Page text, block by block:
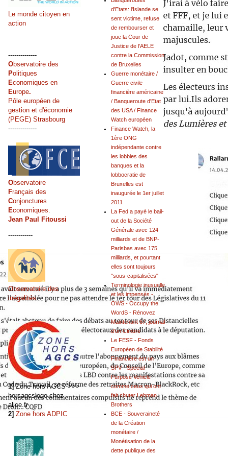
d'Etats: l'Islande se
sent victime, refuse
de rembourser et
joue la Cour de
Justice de l'AELE
contre la Commission
de Bruxelles
Guerre monétaire /
Guerre civile
financière américaine
/ Banqueroute d'Etat
des USA / Finance
Watch européen
Finance Watch, la
1ère ONG
indépendante contre
les lobbies des
banques et la
lobbocratie de
Bruxelles est
inaugurée le 1er juillet
2011
La Fed a payé le bail-
out de la Société
Générale avec 124
milliards et de BNP-
Parisbas avec 175
milliards, et pourtant
elles sont toujours
"sous-capitalisées"
Terminologie inusuelle
et les impensés -
OWS - Occupy the
WordS - Rénovez
Maintenant 67, journal
d'un Cimbre
Le FESF - Fonds
Européen de Stabilité
Financière est un
SPV - Special
Purpose Vehicle
comme ceux qui ont
fait chuter Lehman
Brothers
BCE - Souveraineté
de la Création
monétaire /
Monétisation de la
dette publique des
Le monde citoyen en
action
--------------
Observatoire des
Politiques
Economiques en
Europe.
Pôle européen de
gestion et d'économie
(PEGE) Strasbourg
--------------
Observatoire
Français des
Conjonctures
Economiques.
Jean Paul Fitoussi
------------
Observatoire des
inégalités
1]Zone hors AGCS >>>
horsagcslogo.chez-
alice.fr
2] Zone hors ADPIC